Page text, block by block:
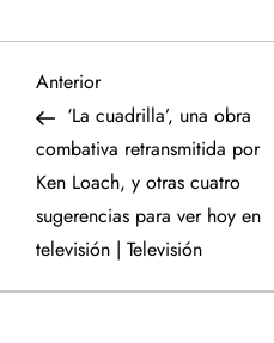
N
a
v
e
Entrada
anterior
Anterior
‘La cuadrilla’, una obra
combativa retransmitida por
Ken Loach, y otras cuatro
sugerencias para ver hoy en
televisión | Televisión